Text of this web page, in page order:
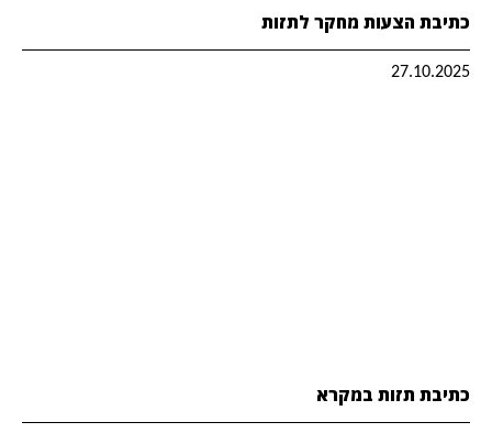
כתיבת הצעות מחקר לתזות
27.10.2025
כתיבת תזות במקרא